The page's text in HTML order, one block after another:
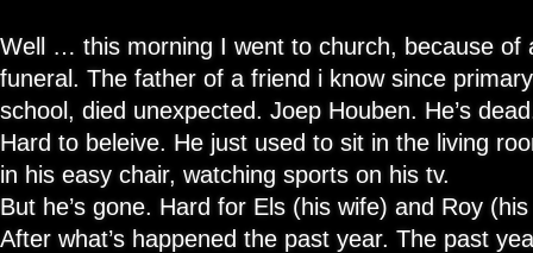
Well … this morning I went to church, because of
funeral. The father of a friend i know since primary
school, died unexpected. Joep Houben. He’s
Hard to beleive. He just used to sit in the living
in his easy chair, watching sports on his tv.
But he’s gone. Hard for Els (his wife) and Roy
After what’s happened the past year. The past